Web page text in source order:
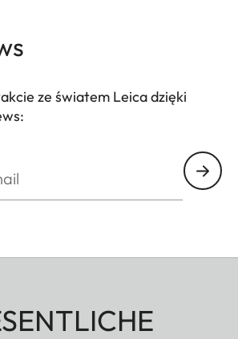
ze światem Leica dzięki